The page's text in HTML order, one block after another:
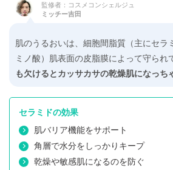
監修者：コスメコンシェルジュ
ミッチー吉田
肌のうるおいは、細胞間脂質（主にセラ
ミノ酸）肌表面の皮脂膜によって守られ
も欠けるとカッサカサの乾燥肌になっち
セラミドの効果
肌バリア機能をサポート
角層で水分をしっかりキープ
乾燥や敏感肌になるのを防ぐ